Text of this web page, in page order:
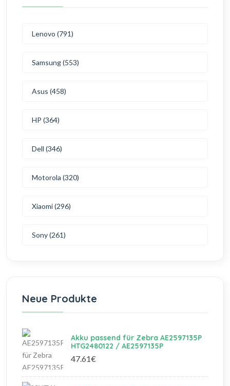
Lenovo (791)
Samsung (553)
Asus (458)
HP (364)
Dell (346)
Motorola (320)
Xiaomi (296)
Sony (261)
Neue Produkte
Akku passend für Zebra AE2597135P
HTG2480122 / AE2597135P
47.61€